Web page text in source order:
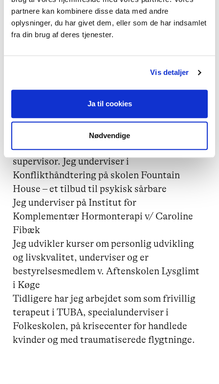
partnere kan kombinere disse data med andre
oplysninger, du har givet dem, eller som de har indsamlet
fra din brug af deres tjenester.
Vis detaljer
Ja til cookies
Nødvendige
Konfliktvejleder fra Center for
Konfliktløsning
Cand.pæd. i pædagogisk antropologi fra
Det arbejder jeg med:
Ved siden af min praksis, er jeg frivilligleder
– og koordinator hos Center for
Konfliktløsning. Jeg er foredragsholder og
supervisor. Jeg underviser i
Konflikthåndtering på skolen Fountain
House – et tilbud til psykisk sårbare
Jeg underviser på Institut for
Komplementær Hormonterapi v/ Caroline
Fibæk
Jeg udvikler kurser om personlig udvikling
og livskvalitet, underviser og er
bestyrelsesmedlem v. Aftenskolen Lysglimt
i Køge
Tidligere har jeg arbejdet som som frivillig
terapeut i TUBA, specialunderviser i
Folkeskolen, på krisecenter for handlede
kvinder og med traumatiserede flygtninge.